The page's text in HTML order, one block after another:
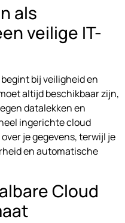
als
veilige IT-
bij veiligheid en
altijd beschikbaar zijn,
datalekken en
ingerichte cloud
je gegevens, terwijl je
en automatische
Cloud